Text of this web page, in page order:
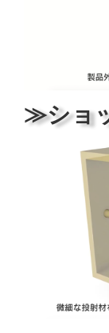
≫ショ